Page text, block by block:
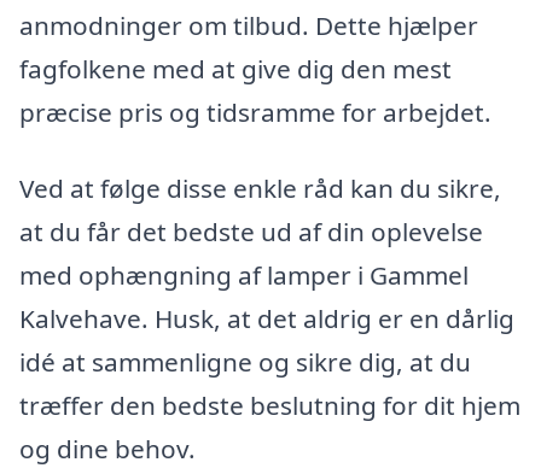
anmodninger om tilbud. Dette hjælper
fagfolkene med at give dig den mest
præcise pris og tidsramme for arbejdet.
Ved at følge disse enkle råd kan du sikre,
at du får det bedste ud af din oplevelse
med ophængning af lamper i Gammel
Kalvehave. Husk, at det aldrig er en dårlig
idé at sammenligne og sikre dig, at du
træffer den bedste beslutning for dit hjem
og dine behov.